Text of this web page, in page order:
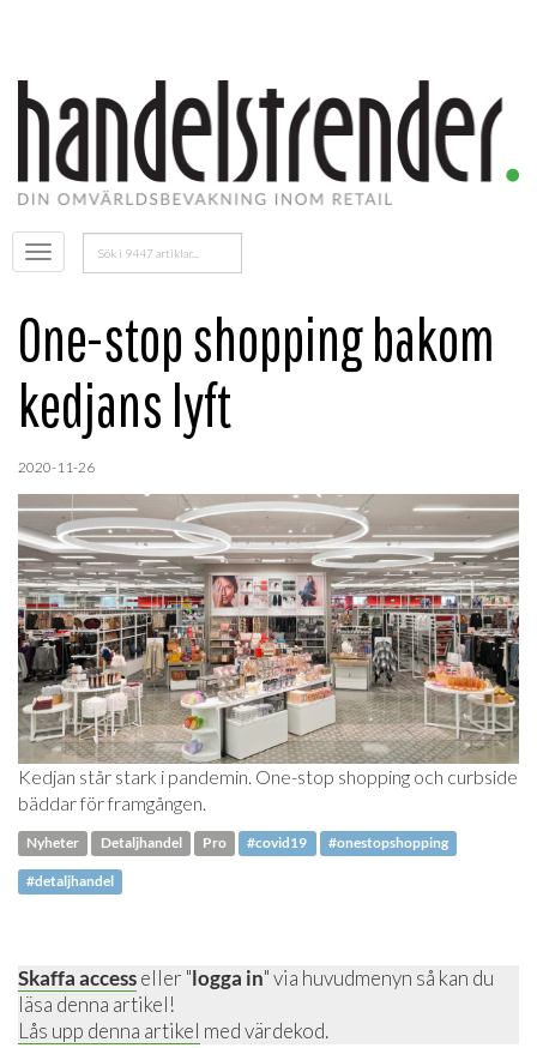
Öppna
menyn
Sök
efter:
One-stop shopping bakom
kedjans lyft
2020-11-26
Kedjan står stark i pandemin. One-stop shopping och curbside
bäddar för framgången.
Nyheter Detaljhandel Pro #covid19 #onestopshopping
#detaljhandel
Skaffa accesseller "logga in" via huvudmenyn så kan du
läsa denna artikel!
Lås upp denna artikel med värdekod.